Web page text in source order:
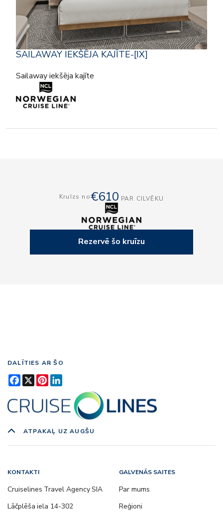
SAILAWAY IEKŠĒJA KAJĪTE-[IX]
Sailaway iekšēja kajīte
Kruīzs no€610 PAR CILVĒKU
Rezervē šo kruīzu
DALĪTIES AR ŠO
Facebook
X Pinterest
ATPAKAĻ UZ AUGŠU
KONTAKTI
Cruiselines Travel Agency SIA
Lāčplēša iela 14-302
GALVENĀS SAITES
Par mums
Reģioni